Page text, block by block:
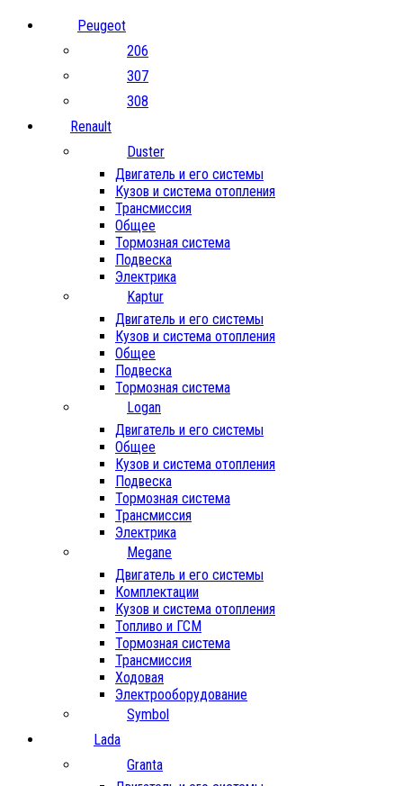
Peugeot
206
307
308
Renault
Duster
Двигатель и его системы
Кузов и система отопления
Трансмиссия
Общее
Тормозная система
Подвеска
Электрика
Kaptur
Двигатель и его системы
Кузов и система отопления
Общее
Подвеска
Тормозная система
Logan
Двигатель и его системы
Общее
Кузов и система отопления
Подвеска
Тормозная система
Трансмиссия
Электрика
Megane
Двигатель и его системы
Комплектации
Кузов и система отопления
Топливо и ГСМ
Тормозная система
Трансмиссия
Ходовая
Электрооборудование
Symbol
Lada
Granta